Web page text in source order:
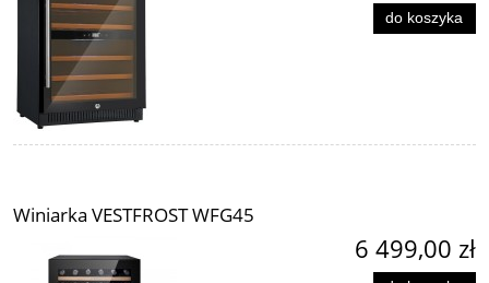
do koszyka
Winiarka VESTFROST WFG45
6 499,00 zł